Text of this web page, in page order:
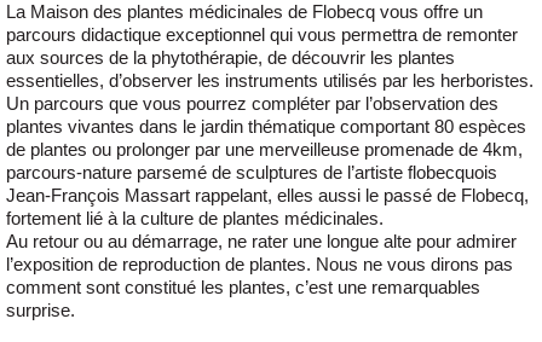
La Maison des plantes médicinales de Flobecq vous offre un
parcours didactique exceptionnel qui vous permettra de remonter
aux sources de la phytothérapie, de découvrir les plantes
essentielles, d’observer les instruments utilisés par les herboristes.
Un parcours que vous pourrez compléter par l’observation des
plantes vivantes dans le jardin thématique comportant 80 espèces
de plantes ou prolonger par une merveilleuse promenade de 4km,
parcours-nature parsemé de sculptures de l’artiste flobecquois
Jean-François Massart rappelant, elles aussi le passé de Flobecq,
fortement lié à la culture de plantes médicinales.
Au retour ou au démarrage, ne rater une longue alte pour admirer
l’exposition de reproduction de plantes. Nous ne vous dirons pas
comment sont constitué les plantes, c’est une remarquables
surprise.